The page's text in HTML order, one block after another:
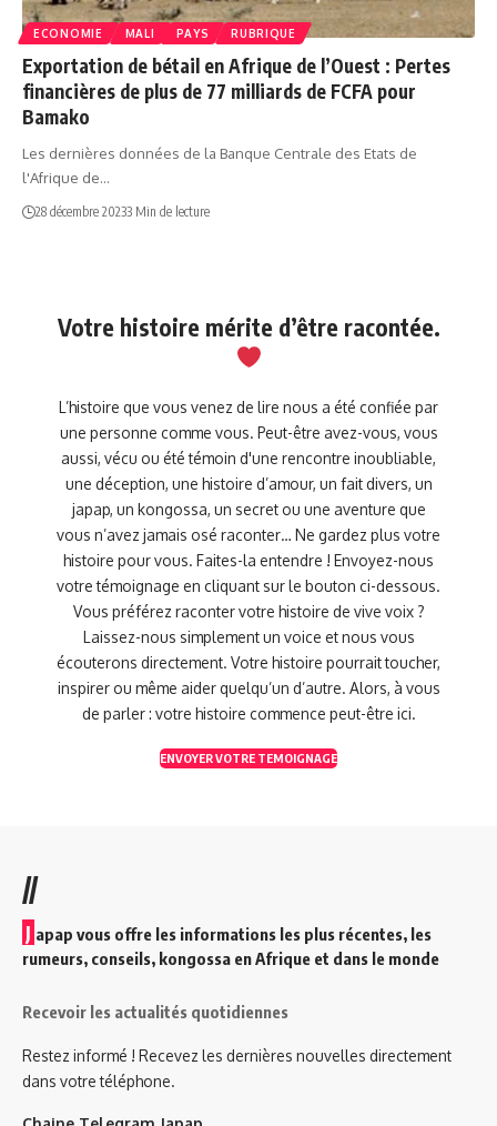
ECONOMIE MALI PAYS RUBRIQUE
Exportation de bétail en Afrique de l’Ouest : Pertes
financières de plus de 77 milliards de FCFA pour
Bamako
Les dernières données de la Banque Centrale des Etats de
l'Afrique de…
28 décembre 20233 Min de lecture
Votre histoire mérite d’être racontée.
L’histoire que vous venez de lire nous a été confiée par
une personne comme vous. Peut-être avez-vous, vous
aussi, vécu ou été témoin d'une rencontre inoubliable,
une déception, une histoire d’amour, un fait divers, un
japap, un kongossa, un secret ou une aventure que
vous n’avez jamais osé raconter… Ne gardez plus votre
histoire pour vous. Faites-la entendre ! Envoyez-nous
votre témoignage en cliquant sur le bouton ci-dessous.
Vous préférez raconter votre histoire de vive voix ?
Laissez-nous simplement un voice et nous vous
écouterons directement. Votre histoire pourrait toucher,
inspirer ou même aider quelqu’un d’autre. Alors, à vous
de parler : votre histoire commence peut-être ici.
ENVOYER VOTRE TEMOIGNAGE
//
J apap vous offre les informations les plus récentes, les
rumeurs, conseils, kongossa en Afrique et dans le monde
Recevoir les actualités quotidiennes
Restez informé ! Recevez les dernières nouvelles directement
dans votre téléphone.